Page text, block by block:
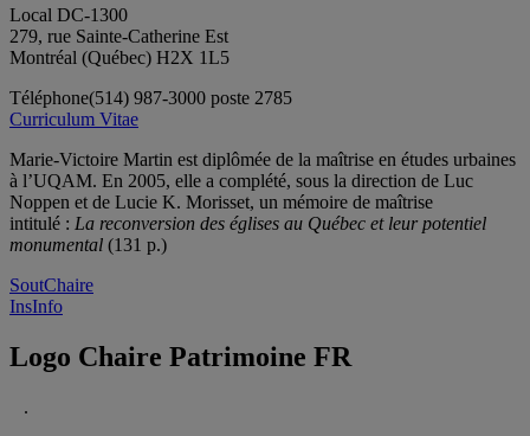
Local DC-1300
279, rue Sainte-Catherine Est
Montréal (Québec) H2X 1L5
Téléphone(514) 987-3000 poste 2785
Curriculum Vitae
Marie-Victoire Martin est diplômée de la maîtrise en études urbaines
à l’UQAM. En 2005, elle a complété, sous la direction de Luc
Noppen et de Lucie K. Morisset, un mémoire de maîtrise
intitulé : La reconversion des églises au Québec et leur potentiel
monumental (131 p.)
SoutChaire
InsInfo
Logo Chaire Patrimoine FR
.